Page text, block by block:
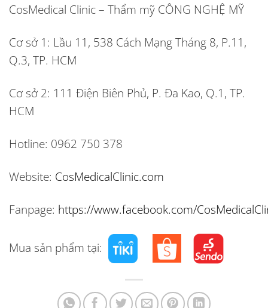
CosMedical Clinic – Thẩm mỹ CÔNG NGHỆ MỸ
Cơ sở 1: Lầu 11, 538 Cách Mạng Tháng 8, P.11,
Q.3, TP. HCM
Cơ sở 2: 111 Điện Biên Phủ, P. Đa Kao, Q.1, TP.
HCM
Hotline: 0962 750 378
Website: CosMedicalClinic.com
Fanpage: https://www.facebook.com/
Mua sản phẩm tại: